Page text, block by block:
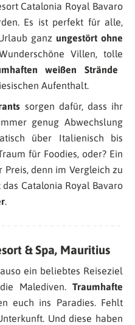
Catalonia Royal Bavaro
Es ist perfekt für alle,
ganz ungestört ohne
Villen, tolle
weißen Strände
Aufenthalt.
sorgen dafür, dass ihr
genug Abwechslung
über Italienisch bis
für Foodies, oder? Ein
denn im Vergleich zu
Catalonia Royal Bavaro
.
& Spa, Mauritius
ein beliebtes Reiseziel
Malediven. Traumhafte
euch ins Paradies. Fehlt
Und diese haben